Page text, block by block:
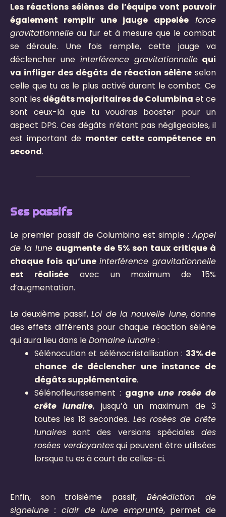
Les réactions sélènes de l’équipe vont pouvoir
également remplir une jauge appeléeforce
gravitationnelle au fur et à mesure que le combat
se déroule. Une fois remplie, cette jauge va
déclencher une interférence gravitationnellequi
va infliger des dégâts de réaction sélèneselon
celle que tu as le plus activé durant le combat. Ce
sont les dégâts majoritaires de Columbina et ce
sont ceux-là que tu voudras booster pour un
aspect DPS. Ces dégâts n’étant pas négligeables, il
est important de monter cette compétence en
second.
Ses passifs
Le premier passif de Columbina est simple : Appel
de la lune augmente de 5% son taux critique à
chaque fois qu’une interférence gravitationnelle
est réaliséeavec un maximum de 15%
d’augmentation.
Le deuxième passif,Loi de la nouvelle lune, donne
des effets différents pour chaque réaction sélène
qui aura lieu dans leDomaine lunaire:
Sélénocution et sélénocristallisation : 33% de
chance de déclencher une instance de
dégâts supplémentaire.
Sélénofleurissement : gagne une rosée de
crête lunaire, jusqu’à un maximum de 3
toutes les 18 secondes. Les rosées de crête
lunaires sont des versions spéciales des
rosées verdoyantesqui peuvent être utilisées
lorsque tu es à court de celles-ci.
Enfin, son troisième passif,Bénédiction de
signelune : clair de lune emprunté, permet de